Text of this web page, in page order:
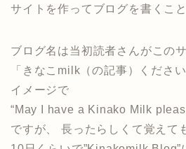
サイトを作ってブログを書くこ
ブログ名は当初読者さんがこの
「きなこmilk（の記事）くださ
イメージで
“May I have a Kinako Milk
ですが、 長ったらしくて覚えて